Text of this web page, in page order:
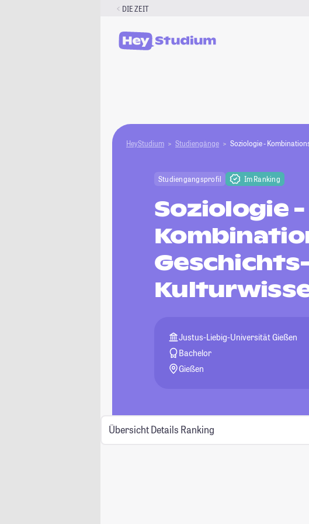
DIE ZEIT
HeyStudium Studiengänge Soziologie -
Studiengangsprofil Im Ranking
Soziologie -
Justus-Liebig-Universität Gießen
Bachelor
Gießen
Übersicht Details Ranking